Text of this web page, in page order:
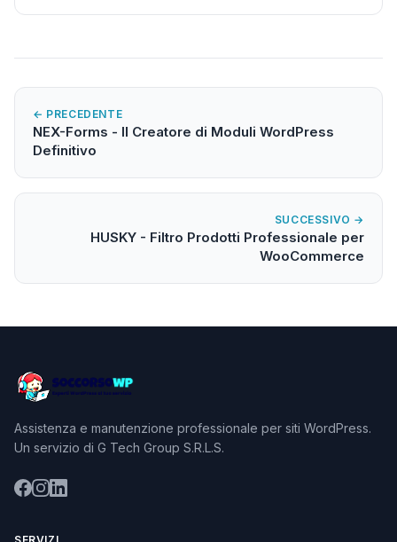
← PRECEDENTE
NEX-Forms - Il Creatore di Moduli WordPress
Definitivo
SUCCESSIVO →
HUSKY - Filtro Prodotti Professionale per
WooCommerce
Assistenza e manutenzione professionale per siti WordPress.
Un servizio di G Tech Group S.R.L.S.